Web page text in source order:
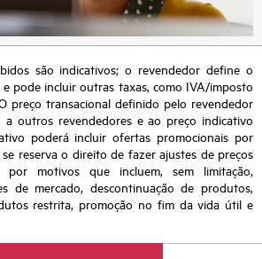
são indicativos; o revendedor define o
pode incluir outras taxas, como IVA/imposto
preço transacional definido pelo revendedor
a outros revendedores e ao preço indicativo
poderá incluir ofertas promocionais por
reserva o direito de fazer ajustes de preços
motivos que incluem, sem limitação,
de mercado, descontinuação de produtos,
restrita, promoção no fim da vida útil e